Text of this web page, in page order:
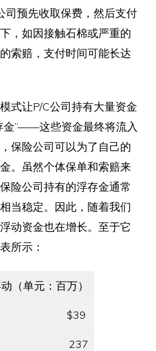
司预先收取保费，然后支付
，如因接触石棉或严重的
索赔，支付时间可能长达
让P/C公司持有大量资金
”——这些资金最终将流入
保险公司可以为了自己的
。虽然个体保单和索赔来
险公司持有的浮存金通常
当稳定。因此，随着我们
动资金也在增长。至于它
所示：
（单元：百万）
$39
237